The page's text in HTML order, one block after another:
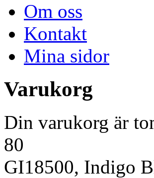
Om oss
Kontakt
Mina sidor
Varukorg
Din varukorg är
80
GI18500, Indigo